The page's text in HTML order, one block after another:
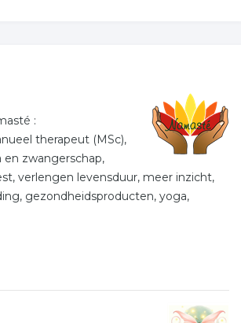
item. Tevens wordt er een
in Maastricht.
vallen ook onder deze
:
therapeut (MSc),
zwangerschap,
verlengen levensduur, meer inzicht,
gezondheidsproducten, yoga,